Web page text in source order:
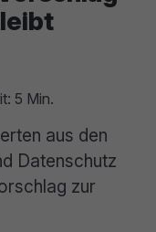
5 Min.
aus den
Datenschutz
zur